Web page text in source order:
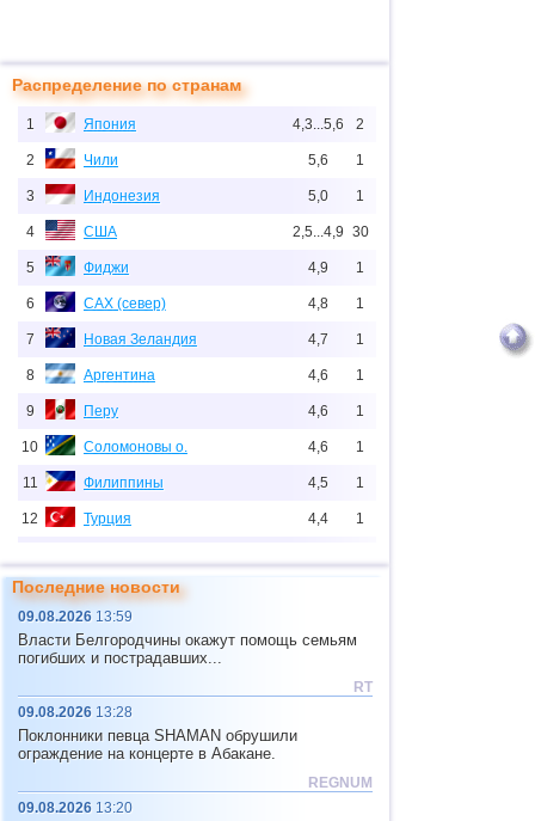
Распределение по странам
1 Япония 4,3...5,6 2
2 Чили 5,6 1
3 Индонезия 5,0 1
4 США 2,5...4,9 30
5 Фиджи 4,9 1
6 САХ (север) 4,8 1
7 Новая Зеландия 4,7 1
8 Аргентина 4,6 1
9 Перу 4,6 1
10 Соломоновы о. 4,6 1
11 Филиппины 4,5 1
12 Турция 4,4 1
14 о.Виргинии (США)
15 Исландия
16 Пуэрто-Рико
Последние новости
09.08.2026 13:59
Власти Белгородчины окажут помощь семьям
погибших и пострадавших...
RT
09.08.2026 13:28
Поклонники певца SHAMAN обрушили
ограждение на концерте в Абакане.
REGNUM
09.08.2026 13:20